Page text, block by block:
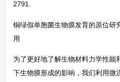
2791.
铜绿假单胞菌生物膜发育的原位研
用
为了更好地了解生物材料力学性能
下生物膜形成的影响，我们利用微